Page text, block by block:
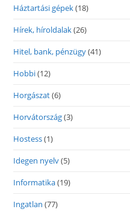
Háztartási gépek(18)
Hírek, híroldalak(26)
Hitel, bank, pénzügy(41)
Hobbi(12)
Horgászat(6)
Horvátország(3)
Hostess(1)
Idegen nyelv(5)
Informatika(19)
Ingatlan (77)